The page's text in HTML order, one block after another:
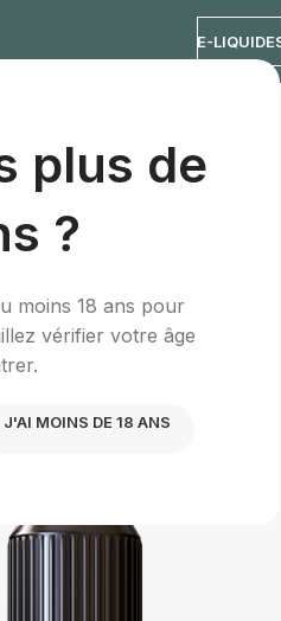
plus de
?
moins 18 ans pour
vérifier votre âge
J'AI MOINS DE 18 ANS
E-
Rina | 10mL